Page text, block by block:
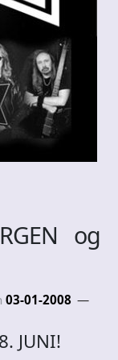
og
03-01-2008
JUNI!